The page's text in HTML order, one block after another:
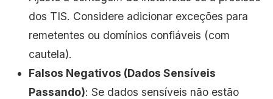
dos TIS. Considere adicionar exceções para
remetentes ou domínios confiáveis (com
cautela).
Falsos Negativos (Dados Sensíveis
Passando): Se dados sensíveis não estão